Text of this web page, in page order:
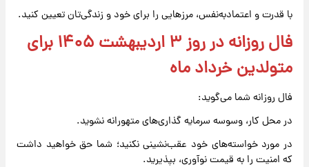
با قدرت و اعتمادبه‌نفس، مرزهایی را برای خود و زندگی‌تان تعیین کنید.
فال روزانه در روز ۳ اردیبهشت ۱۴۰۵ برای
متولدین خرداد ماه
فال روزانه شما می‌گوید:
در محل کار، وسوسه سرمایه گذاری‌های متهورانه نشوید.
در مورد خواسته‌های خود عقب‌نشینی نکنید؛ شما حق خواهید داشت
که امنیت را به قیمت نوآوری، بپذیرید.